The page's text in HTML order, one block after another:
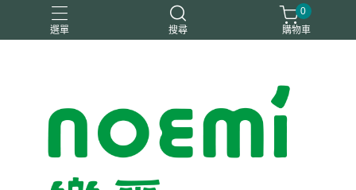
選單 搜尋
0
購物車